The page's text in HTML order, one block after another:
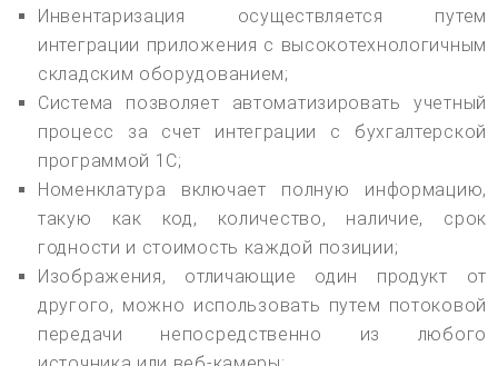
Инвентаризация осуществляется путем
интеграции приложения с высокотехнологичным
складским оборудованием;
Система позволяет автоматизировать учетный
процесс за счет интеграции с бухгалтерской
программой 1С;
Номенклатура включает полную информацию,
такую как код, количество, наличие, срок
годности и стоимость каждой позиции;
Изображения, отличающие один продукт от
другого, можно использовать путем потоковой
передачи непосредственно из любого